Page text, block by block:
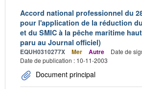
Accord national professionnel du
pour l'application de la réduction
et du SMIC à la pêche maritime
paru au Journal officiel)
EQUH0310277X Mer Autre
Date de
Date de publication : 10-11-2003
Document principal